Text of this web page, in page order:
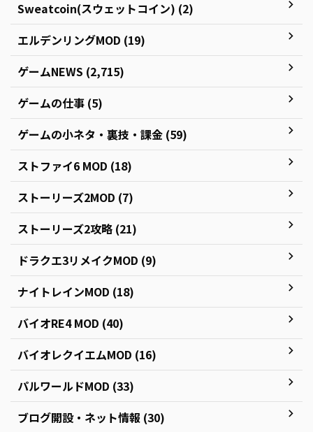
Sweatcoin(スウェットコイン) (2)
エルデンリングMOD (19)
ゲームNEWS (2,715)
ゲームの仕事 (5)
ゲームの小ネタ・裏技・課金 (59)
ストファイ6 MOD (18)
ストーリーズ2MOD (7)
ストーリーズ2攻略 (21)
ドラクエ3リメイクMOD (9)
ナイトレインMOD (18)
バイオRE4 MOD (40)
バイオレクイエムMOD (16)
パルワールドMOD (33)
ブログ開設・ネット情報 (30)